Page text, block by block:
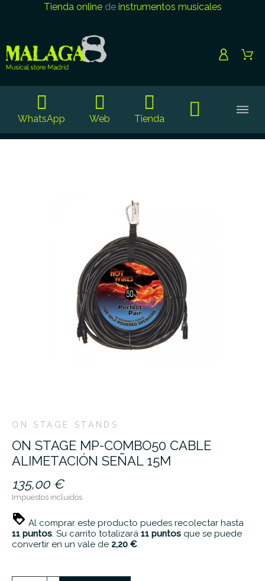
Tienda onlinede instrumentos musicales
WhatsApp Web Tienda
ON STAGE STANDS
ON STAGE MP-COMBO50 CABLE
ALIMETACIÓN SEÑAL 15M
135,00 €
Impuestos incluidos
Al comprar este producto puedes recolectar hasta
11 puntos. Su carrito totalizará 11 puntos que se puede
convertir en un vale de 2,20 €.